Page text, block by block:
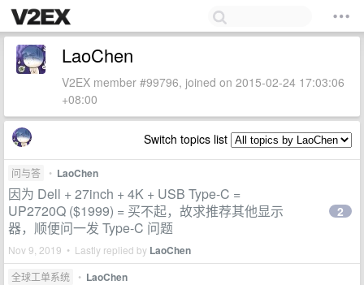
LaoChen
V2EX member #99796, joined on 2015-02-24 17:03:06
+08:00
Switch topics list
问与答 • LaoChen
因为 Dell + 27inch + 4K + USB Type-C =
UP2720Q ($1999) = 买不起，故求推荐其他显示
器，顺便问一发 Type-C 问题
Nov 9, 2019 • Lastly replied by LaoChen
2
全球工单系统 • LaoChen